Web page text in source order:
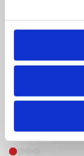
Al forn